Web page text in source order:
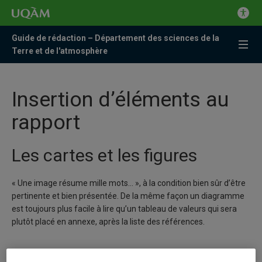
Guide de rédaction – Département des sciences de la
Terre et de l'atmosphère
Insertion d’éléments au
rapport
Les cartes et les figures
« Une image résume mille mots… », à la condition bien sûr d’être
pertinente et bien présentée. De la même façon un diagramme
est toujours plus facile à lire qu’un tableau de valeurs qui sera
plutôt placé en annexe, après la liste des références.